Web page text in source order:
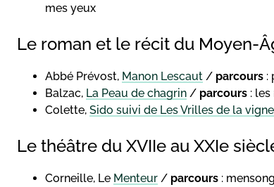
mes yeux
Le roman et le récit du Moyen-
Abbé Prévost, Manon Lescaut / parcours :
Balzac, La Peau de chagrin / parcours :
Colette, Sido suivi de Les Vrilles de la vigne
Le théâtre du XVIIe au XXIe
Corneille, Le Menteur / parcours :